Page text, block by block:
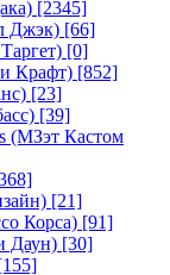
[2345]
Джэк) [66]
[0]
Крафт) [852]
[23]
[39]
(МЗэт Кастом
[21]
Корса) [91]
Даун) [30]